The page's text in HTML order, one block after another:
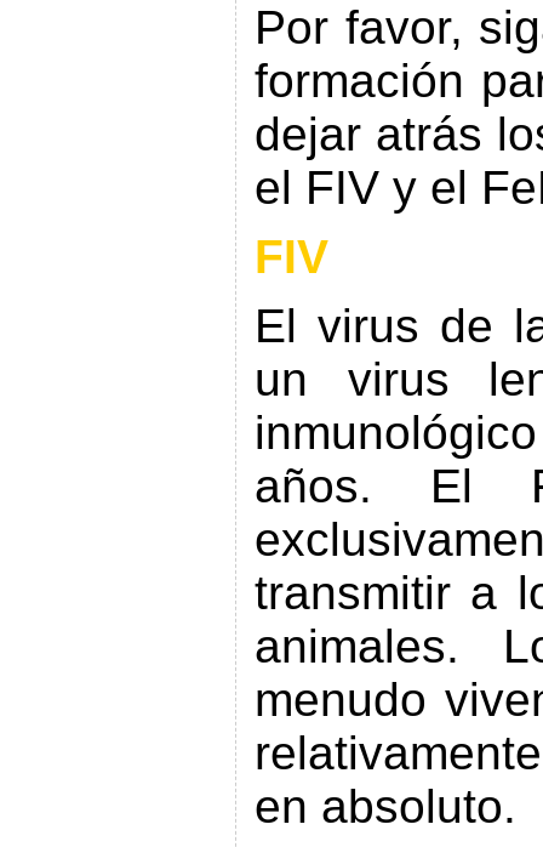
Por favor,
formación
dejar atrás
el FIV y el
FIV
El virus de
un virus
años. El
transmitir a
animales.
menudo
en absoluto.